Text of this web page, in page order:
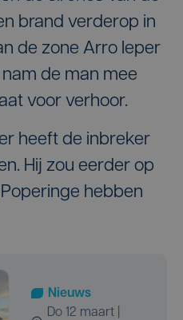
brand verderop in
de zone Arro Ieper
de man mee
voor verhoor.
heeft de inbreker
Hij zou eerder op
hebben
Nieuws
do 12 maart |